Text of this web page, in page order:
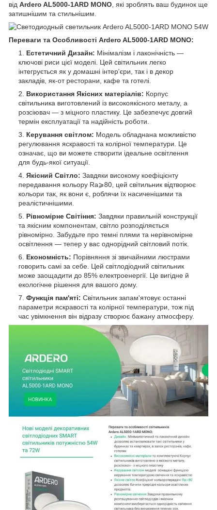
від Ardero AL5000-1ARD MONO , які зроблять ваш будинок ще
затишнішим та стильнішим.
Переваги та Особливості Ardero AL5000-1ARD MONO:
Естетичний Дизайн: Мінімалізм і лаконічність —
ключові риси цієї моделі. Цей світильник легко
інтегрується як у домашні інтер'єри, так і в декор
закладів, як-от ресторани, кафе та готелі.
Використання Якісних матеріалів: Корпус
світильника виготовлений із високоякісного металу, а
розсіювач — з міцного пластику. Це забезпечує довгий
термін експлуатації та надійність роботи.
Керування світлом: Модель обладнана можливістю
регулювання яскравості та колірної температури. Це
означає, що ви можете створити ідеальне освітлення
для будь-якої ситуації.
Якісний Світло: Завдяки високому коефіцієнту
передавання кольору Ra⩾80, цей світильник відтворює
кольори так, як вони є, роблячи їх насиченішими та
реалістичнішими.
Рівномірне Світіння: Завдяки правильній конструкції
та якісним компонентам, світло розподіляється
рівномірно. Забудьте про темні плями та нерівномірне
освітлення — тепер у вас однорідний світловий потік.
Економність: Порівняння зі звичайними люстрами
говорить самі за себе. Цей світлодіодний світильник
може заощадити до 85% електроенергії. Це вигідне й
екологічне рішення для вашого дому.
Функція пам'яті: Світильник запам'ятовує останні
параметри яскравості та колірної температури, тож під
час увімкнення він відразу створює бажану атмосферу.